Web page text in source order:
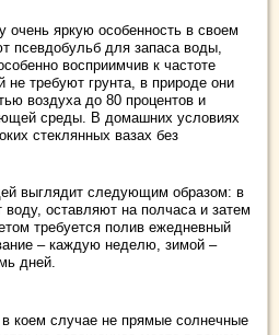
яркую особенность в своем
псевдобульб для запаса воды,
восприимчив к частоте
не требуют грунта, в природе они
воздуха до 80 процентов и
среды. В домашних условиях
стеклянных вазах без
выглядит следующим образом: в
оставляют на полчаса и затем
требуется полив ежедневный
– каждую неделю, зимой –
дней.
коем случае не прямые солнечные